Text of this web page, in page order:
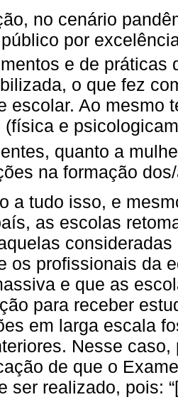
no cenário
por
e de práticas
o que fez
escolar. Ao mesmo
(física e
quanto a
na formação
a tudo isso, e
as escolas
os profissionais da
e que as
para receber
em larga escala
Nesse
de que o
ser realizado, pois: